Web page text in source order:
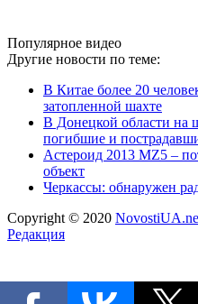
Популярное видео
Другие новости по теме:
В Китае более 20
затопленной шахте
В Донецкой области на
погибшие и
Астероид 2013 MZ5 –
объект
Черкассы: обнаружен
Copyright © 2020
Редакция